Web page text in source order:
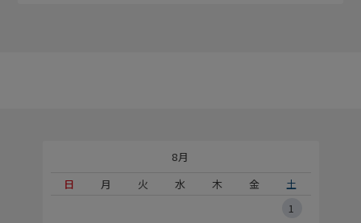
8月
日
月 火 水 木 金
土
1